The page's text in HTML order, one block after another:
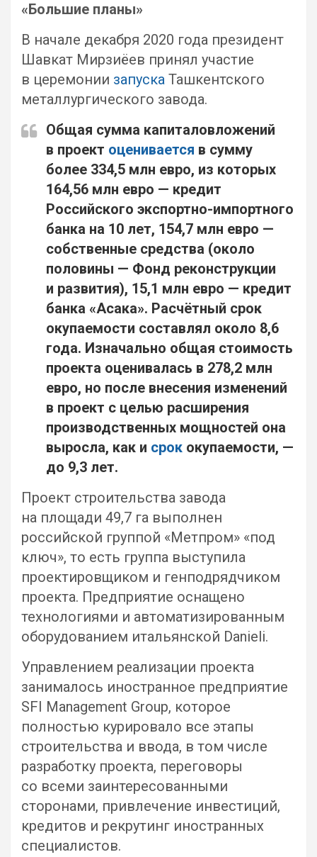
«Большие планы»
В начале декабря 2020 года президент
Шавкат Мирзиёев принял участие
в церемонии запуска Ташкентского
металлургического завода.
Общая сумма капиталовложений
в проект оценивается в сумму
более 334,5 млн евро, из которых
164,56 млн евро — кредит
Российского экспортно-импортного
банка на 10 лет, 154,7 млн евро —
собственные средства (около
половины — Фонд реконструкции
и развития), 15,1 млн евро — кредит
банка «Асака». Расчётный срок
окупаемости составлял около 8,6
года. Изначально общая стоимость
проекта оценивалась в 278,2 млн
евро, но после внесения изменений
в проект с целью расширения
производственных мощностей она
выросла, как и срок окупаемости, —
до 9,3 лет.
Проект строительства завода
на площади 49,7 га выполнен
российской группой «Метпром» «под
ключ», то есть группа выступила
проектировщиком и генподрядчиком
проекта. Предприятие оснащено
технологиями и автоматизированным
оборудованием итальянской Danieli.
Управлением реализации проекта
занималось иностранное предприятие
SFI Management Group, которое
полностью курировало все этапы
строительства и ввода, в том числе
разработку проекта, переговоры
со всеми заинтересованными
сторонами, привлечение инвестиций,
кредитов и рекрутинг иностранных
специалистов.